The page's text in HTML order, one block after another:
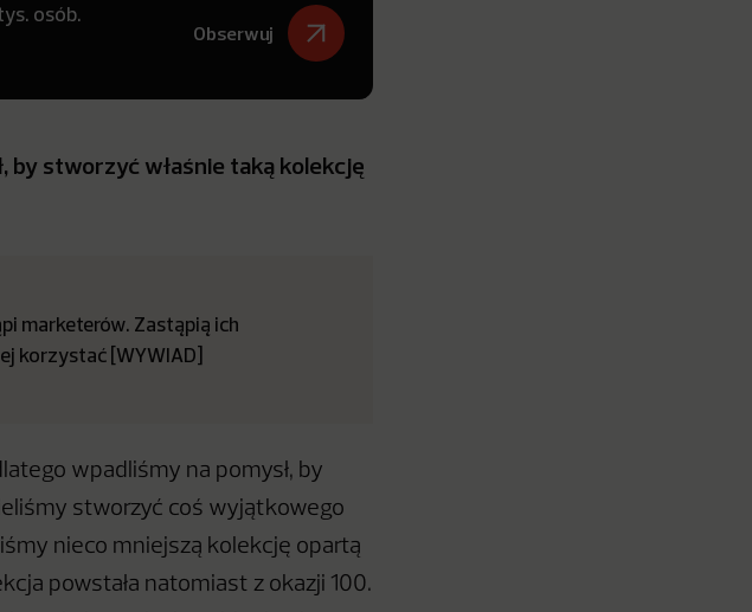
osób.
Obserwuj
by stworzyć właśnie taką kolekcję
marketerów. Zastąpią ich
korzystać [WYWIAD]
wpadliśmy na pomysł, by
stworzyć coś wyjątkowego
nieco mniejszą kolekcję opartą
powstała natomiast z okazji 100.